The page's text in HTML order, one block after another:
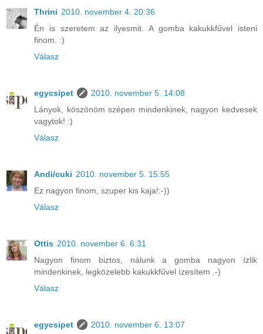
Thrini 2010. november 4. 20:36
Én is szeretem az ilyesmit. A gomba kakukkfűvel isteni
finom. :)
Válasz
egycsipet
2010. november 5. 14:08
Lányok, köszönöm szépen mindenkinek, nagyon kedvesek
vagytok! :)
Válasz
Andi/cuki 2010. november 5. 15:55
Ez nagyon finom, szuper kis kaja!:-))
Válasz
Ottis 2010. november 6. 6:31
Nagyon finom biztos, nálunk a gomba nagyon ízlik
mindenkinek, legközelebb kakukkfűvel ízesítem .-)
Válasz
egycsipet
2010. november 6. 13:07